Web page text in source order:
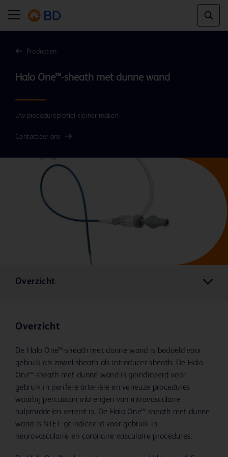
Producten
Halo One™-sheath met dunne wand
Uw procedureprofiel kleiner maken
Contacteer ons
Overzicht
Overzicht
De Halo One™-sheath met dunne wand is bedoeld voor
gebruik als zowel sheath als introducer sheath. De Halo
One™-sheath met dunne wand is geïndiceerd voor
gebruik in perifere arteriële en veneuze procedures
waarbij percutaan inbrengen van intravasculaire
hulpmiddelen vereist is. De Halo One™-sheath met dunne
wand is NIET geïndiceerd voor gebruik in
neurovasculaire en coronaire vasculaire procedures.